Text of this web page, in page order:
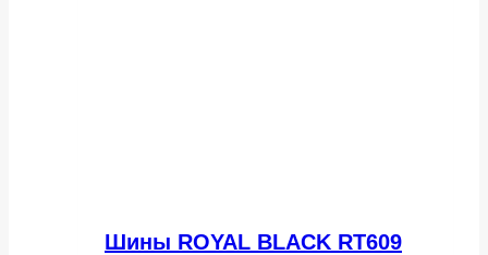
Шины ROYAL BLACK RT609